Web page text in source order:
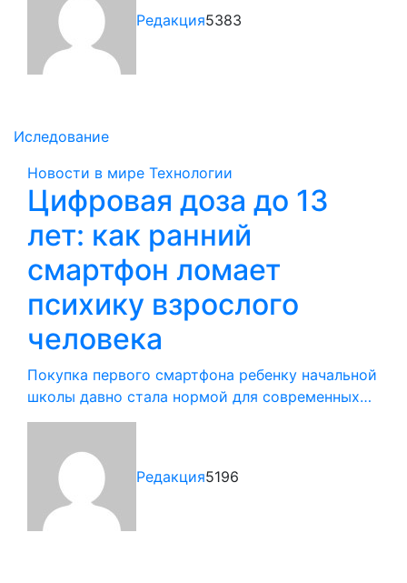
Редакция5383
Иследование
Новости в мире Технологии
Цифровая доза до 13
лет: как ранний
смартфон ломает
психику взрослого
человека
Покупка первого смартфона ребенку начальной
школы давно стала нормой для современных…
Редакция5196